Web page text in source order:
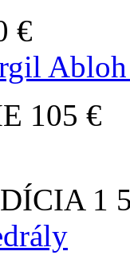
€
105 €
1